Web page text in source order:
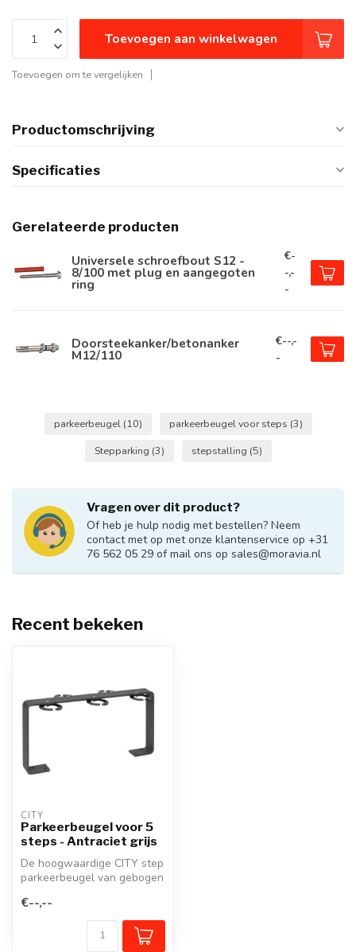
Toevoegen aan winkelwagen
Toevoegen om te vergelijken
Productomschrijving
Specificaties
Gerelateerde producten
Universele schroefbout S12 -
8/100 met plug en aangegoten
ring
€-
-,-
-
Doorsteekanker/betonanker
M12/110
€--,-
-
parkeerbeugel (10) parkeerbeugel voor steps (3)
Stepparking (3) stepstalling (5)
Vragen over dit product?
Of heb je hulp nodig met bestellen? Neem
contact met op met onze klantenservice op +31
76 562 05 29 of mail ons op sales@moravia.nl
Recent bekeken
CITY
Parkeerbeugel voor 5
steps - Antraciet grijs
De hoogwaardige CITY step
parkeerbeugel van gebogen
...
€--,--